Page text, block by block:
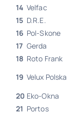
14 Velfac
15 D.R.E.
16 Pol-Skone
17 Gerda
18 Roto Frank
19 Velux Polska
20 Eko-Okna
21 Portos